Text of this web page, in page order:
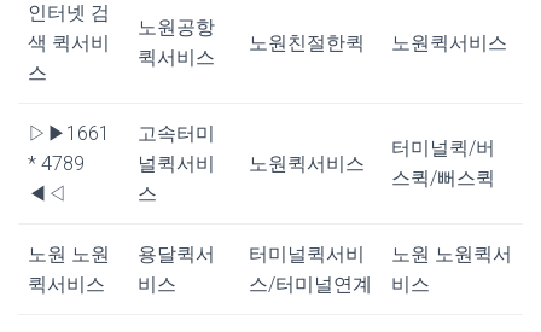
인터넷 검
색 퀵서비
스
노원공항
퀵서비스
노원친절한퀵 노원퀵서비스
▷▶1661
* 4789
◀◁
고속터미
널퀵서비
스
노원퀵서비스
터미널퀵/버
스퀵/뻐스퀵
노원 노원
퀵서비스
용달퀵서
비스
터미널퀵서비
스/터미널연계
노원 노원퀵서
비스